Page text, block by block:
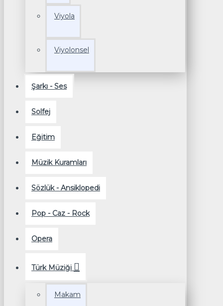
Viyola
Viyolonsel
Şarkı - Ses
Solfej
Eğitim
Müzik Kuramları
Sözlük - Ansiklopedi
Pop - Caz - Rock
Opera
Türk Müziği
Makam